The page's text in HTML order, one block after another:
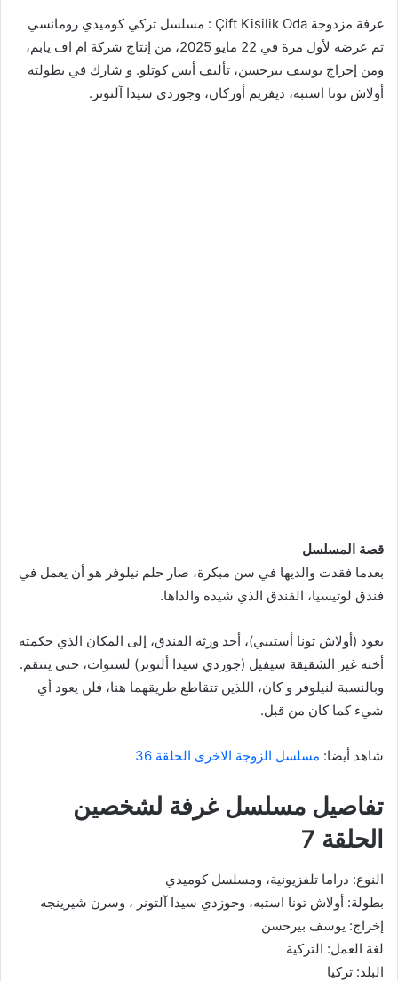
غرفة مزدوجة Çift Kisilik Oda : مسلسل تركي كوميدي رومانسي
تم عرضه لأول مرة في 22 مايو 2025، من إنتاج شركة ام اف يابم،
ومن إخراج يوسف بيرحسن، تأليف أيس كوتلو. و شارك في بطولته
أولاش تونا استبه، ديفريم أوزكان، وجوزدي سيدا آلتونر.
قصة المسلسل
بعدما فقدت والديها في سن مبكرة، صار حلم نيلوفر هو أن يعمل في
فندق لوتيسيا، الفندق الذي شيده والداها.
يعود (أولاش تونا أستيبي)، أحد ورثة الفندق، إلى المكان الذي حكمته
أخته غير الشقيقة سيفيل (جوزدي سيدا ألتونر) لسنوات، حتى ينتقم.
وبالنسبة لنيلوفر و كان، اللذين تتقاطع طريقهما هنا، فلن يعود أي
شيء كما كان من قبل.
شاهد أيضا: مسلسل الزوجة الاخرى الحلقة 36
تفاصيل مسلسل غرفة لشخصين
الحلقة 7
النوع: دراما تلفزيونية، ومسلسل كوميدي
بطولة: أولاش تونا استبه، وجوزدي سيدا آلتونر ‏، وسرن شيرينجه
إخراج: يوسف بيرحسن
لغة العمل: التركية
البلد: تركيا